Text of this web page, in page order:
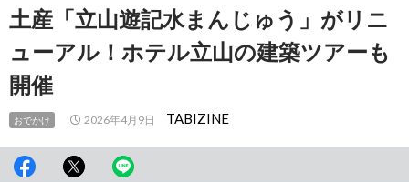
土産「立山遊記水まんじゅう」がリニ
ューアル！ホテル立山の建築ツアーも
開催
おでかけ 2026年4月9日 TABIZINE